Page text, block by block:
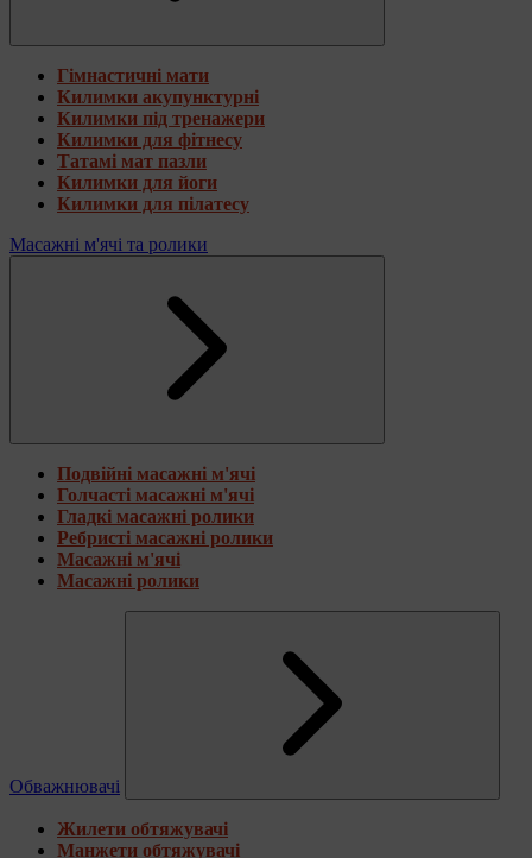
Гімнастичні мати
Килимки акупунктурні
Килимки під тренажери
Килимки для фітнесу
Татамі мат пазли
Килимки для йоги
Килимки для пілатесу
Масажні м'ячі та ролики
Подвійні масажні м'ячі
Голчасті масажні м'ячі
Гладкі масажні ролики
Ребристі масажні ролики
Масажні м'ячі
Масажні ролики
Обважнювачі
Жилети обтяжувачі
Манжети обтяжувачі